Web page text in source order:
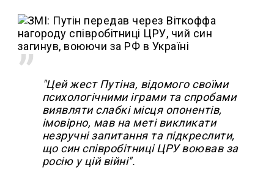
"Цей жест Путіна, відомого своїми
психологічними іграми та спробами
виявляти слабкі місця опонентів,
імовірно, мав на меті викликати
незручні запитання та підкреслити,
що син співробітниці ЦРУ воював за
росію у цій війні".